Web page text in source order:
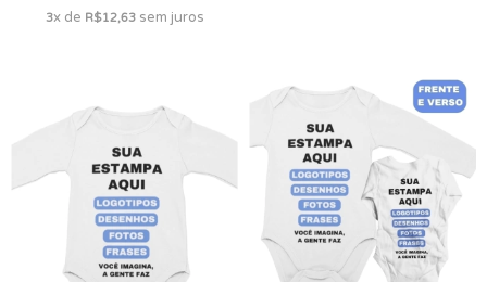
3x de R$12,63sem juros